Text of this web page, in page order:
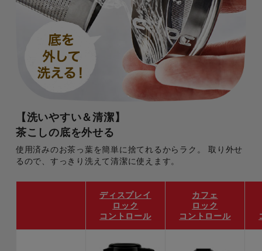
【洗いやすい＆清潔】
茶こしの底を外せる
使用済みのお茶っ葉を簡単に捨てれるからラク。 取り外せ
るので、すっきり洗えて清潔に使えます。
ディスプレイ
ロック
コントロール
カフェ
ロック
コントロール